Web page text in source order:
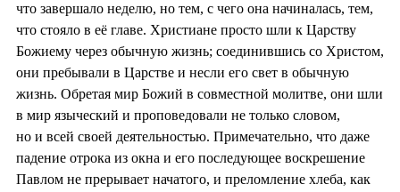
что завершало неделю, но тем, с чего она начиналась, тем,
что стояло в её главе. Христиане просто шли к Царству
Божиему через обычную жизнь; соединившись со Христом,
они пребывали в Царстве и несли его свет в обычную
жизнь. Обретая мир Божий в совместной молитве, они шли
в мир языческий и проповедовали не только словом,
но и всей своей деятельностью. Примечательно, что даже
падение отрока из окна и его последующее воскрешение
Павлом не прерывает начатого, и преломление хлеба, как